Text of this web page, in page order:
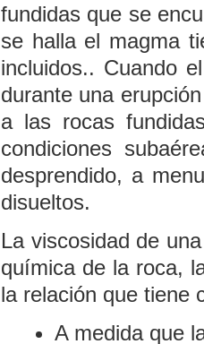
fundidas que se
se halla el magma
incluidos.. Cuando
durante una
a las rocas
condiciones
desprendido, a
disueltos.
La viscosidad de
química de la roca,
la relación que tiene
A medida que